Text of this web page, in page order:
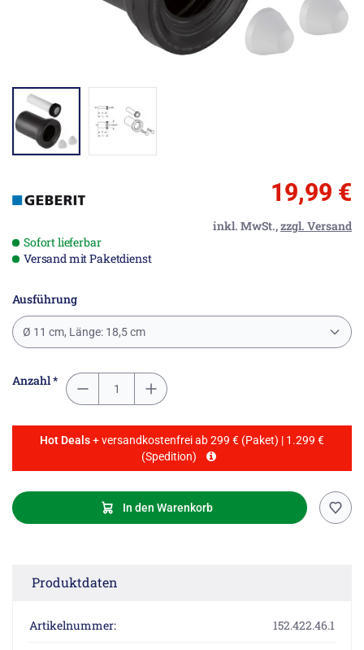
19,99 €
inkl. MwSt.,zzgl. Versand
Sofort lieferbar
Versand mit Paketdienst
Ausführung
Ø 11 cm, Länge: 18,5 cm
Anzahl *
Hot Deals+ versandkostenfrei ab 299 € (Paket) | 1.299 €
(Spedition)
In den Warenkorb
Produktdaten
Artikelnummer: 152.422.46.1